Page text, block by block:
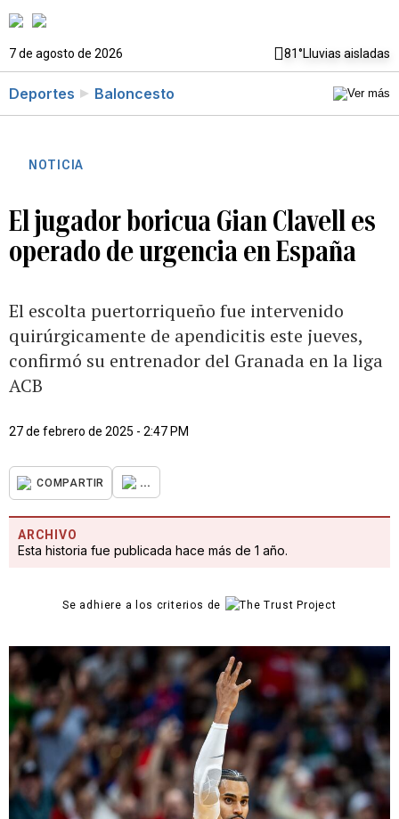
7 de agosto de 2026 81°Lluvias aisladas
Deportes Baloncesto
NOTICIA
El jugador boricua Gian Clavell es
operado de urgencia en España
El escolta puertorriqueño fue intervenido
quirúrgicamente de apendicitis este jueves,
confirmó su entrenador del Granada en la liga
ACB
27 de febrero de 2025 - 2:47 PM
COMPARTIR ...
ARCHIVO
Esta historia fue publicada hace más de 1 año.
Se adhiere a los criterios de